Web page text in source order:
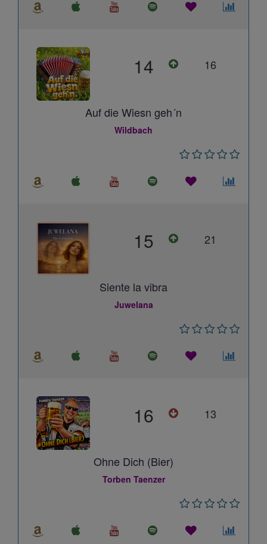
14 16
Auf die Wiesn geh´n
Wildbach
15 21
Siente la vibra
Juwelana
16 13
Ohne Dich (Bier)
Torben Taenzer